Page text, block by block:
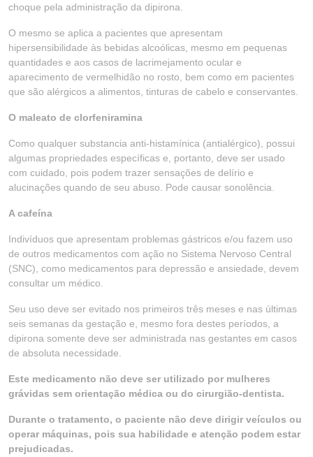
choque pela administração da dipirona.
O mesmo se aplica a pacientes que apresentam
hipersensibilidade às bebidas alcoólicas, mesmo em pequenas
quantidades e aos casos de lacrimejamento ocular e
aparecimento de vermelhidão no rosto, bem como em pacientes
que são alérgicos a alimentos, tinturas de cabelo e conservantes.
O maleato de clorfeniramina
Como qualquer substancia anti-histamínica (antialérgico), possui
algumas propriedades específicas e, portanto, deve ser usado
com cuidado, pois podem trazer sensações de delírio e
alucinações quando de seu abuso. Pode causar sonolência.
A cafeína
Indivíduos que apresentam problemas gástricos e/ou fazem uso
de outros medicamentos com ação no Sistema Nervoso Central
(SNC), como medicamentos para depressão e ansiedade, devem
consultar um médico.
Seu uso deve ser evitado nos primeiros três meses e nas últimas
seis semanas da gestação e, mesmo fora destes períodos, a
dipirona somente deve ser administrada nas gestantes em casos
de absoluta necessidade.
Este medicamento não deve ser utilizado por mulheres
grávidas sem orientação médica ou do cirurgião-dentista.
Durante o tratamento, o paciente não deve dirigir veículos ou
operar máquinas, pois sua habilidade e atenção podem estar
prejudicadas.